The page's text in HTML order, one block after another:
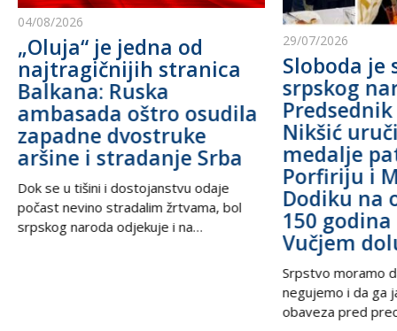
04/08/2026
„Oluja“ je jedna od
najtragičnijih stranica
Balkana: Ruska
ambasada oštro osudila
zapadne dvostruke
aršine i stradanje Srba
Dok se u tišini i dostojanstvu odaje
počast nevino stradalim žrtvama, bol
srpskog naroda odjekuje i na
29/07/2026
Sloboda je
srpskog
Nikšić
medalje
Porfiriju i
Dodiku na
150
Vučjem
Srpstvo moramo
negujemo i da ga
obaveza pred